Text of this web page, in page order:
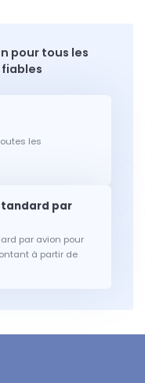
pour tous les
les
par avion pour
à partir de